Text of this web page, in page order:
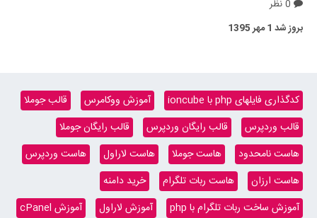
بروز شد 1 مهر 1395
کدگذاری فایلهای php با ioncube آموزش ووکامرس
قالب جوملا
قالب وردپرس
قالب رایگان وردپرس
قالب رایگان جوملا
هاست نامحدود
هاست جوملا هاست لاراول
هاست وردپرس
هاست ارزان
هاست ربات تلگرام
خرید دامنه
آموزش ساخت ربات تلگرام با php
آموزش لاراول آموزش cPanel